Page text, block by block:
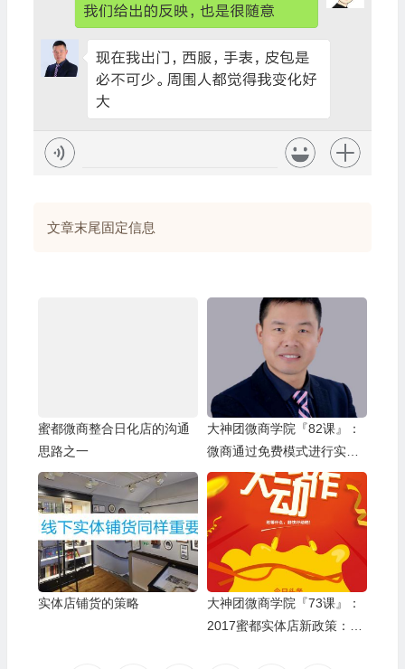
文章末尾固定信息
蜜都微商整合日化店的沟通
思路之一
大神团微商学院『82课』：
微商通过免费模式进行实体
店铺货宣传
实体店铺货的策略
大神团微商学院『73课』：
2017蜜都实体店新政策：开